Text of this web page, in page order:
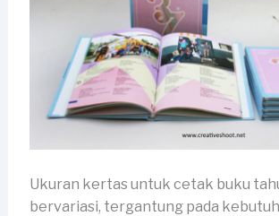
Ukuran kertas untuk cetak buku
bervariasi, tergantung pada